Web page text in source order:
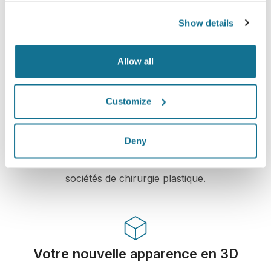
Show details
Allow all
Customize
Deny
chirurgie plastique et les interventions
esthétiques déjà utilisé par les médecins dans
plus de 100 pays et recommandé par plusieurs
sociétés de chirurgie plastique.
Votre nouvelle apparence en 3D